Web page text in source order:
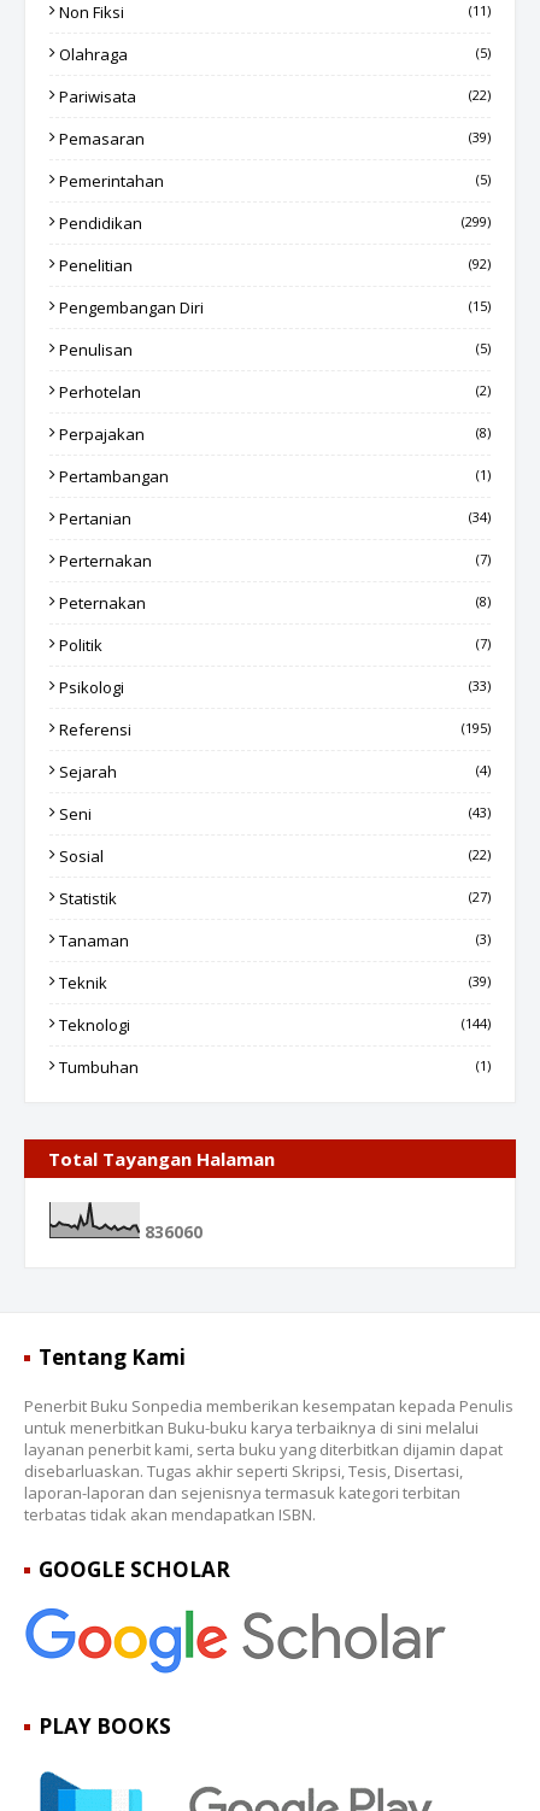
Non Fiksi (11)
Olahraga (5)
Pariwisata (22)
Pemasaran (39)
Pemerintahan (5)
Pendidikan (299)
Penelitian (92)
Pengembangan Diri (15)
Penulisan (5)
Perhotelan (2)
Perpajakan (8)
Pertambangan (1)
Pertanian (34)
Perternakan (7)
Peternakan (8)
Politik (7)
Psikologi (33)
Referensi (195)
Sejarah (4)
Seni (43)
Sosial (22)
Statistik (27)
Tanaman (3)
Teknik (39)
Teknologi (144)
Tumbuhan (1)
Total Tayangan Halaman
836060
Tentang Kami
Penerbit Buku Sonpedia memberikan kesempatan kepada Penulis
untuk menerbitkan Buku-buku karya terbaiknya di sini melalui
layanan penerbit kami, serta buku yang diterbitkan dijamin dapat
disebarluaskan. Tugas akhir seperti Skripsi, Tesis, Disertasi,
laporan-laporan dan sejenisnya termasuk kategori terbitan
terbatas tidak akan mendapatkan ISBN.
GOOGLE SCHOLAR
PLAY BOOKS